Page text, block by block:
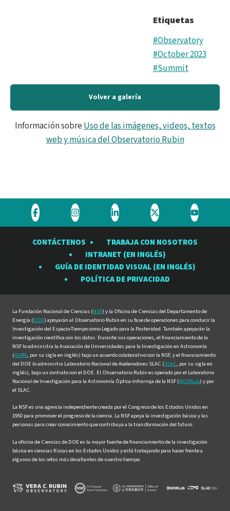
Etiquetas
#Observatory
#October 2023
#Summit
Volver a galería
Información sobreUso de las imágenes, videos, textos
web y música del Observatorio Rubin
Visite
Observatorio
Visite
Observatorio
Rubin
en
Visite
Observatorio
Rubin
en
Visite
Observatorio
Rubin
en
Visite
Rubin
en
CONTÁCTENOS
TRABAJA CON NOSOTROS
INTRANET (EN INGLÉS)
GUÍA DE IDENTIDAD VISUAL (EN INGLÉS)
POLÍTICA DE PRIVACIDAD
La Fundación Nacional de Ciencias (NSF) y la Oficina de Ciencias del Departamento de
Energía (DOE) apoyarán al Observatorio Rubin en su fase de operaciones para conducir la
Investigación del Espacio-Tiempo como Legado para la Posteridad. También apoyarán la
investigación científica con los datos. Durante sus operaciones, el financiamiento de la
NSF lo administra la Asociación de Universidades para la Investigación en Astronomía
(AURA, por su sigla en inglés) bajo un acuerdo colaborativo con la NSF, y el financiamiento
del DOE lo administra Laboratorio Nacional de Aceleradores SLAC (SLAC, por su sigla en
inglés), bajo un contrato con el DOE. El Observatorio Rubin es operado por el Laboratorio
Nacional de Investigación para la Astronomía Óptica-Infrarroja de la NSF (NOIRLab) y por
el SLAC.
La NSF es una agencia independiente creada por el Congreso de los Estados Unidos en
1950 para promover el progreso de la ciencia. La NSF apoya la investigación básica y las
personas para crear conocimiento que contribuya a la transformación del futuro.
La oficina de Ciencias de DOE es la mayor fuente de financiamiento de la investigación
básica en ciencias físicas en los Estados Unidos y está trabajando para hacer frente a
algunos de los retos más desafiantes de nuestro tiempo.